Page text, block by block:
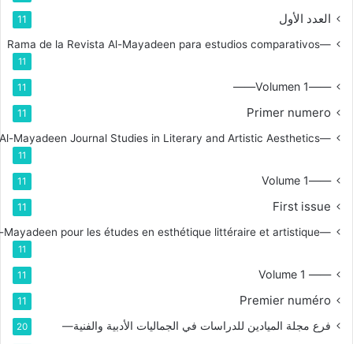
العدد الأول 11
—Rama de la Revista Al-Mayadeen para estudios comparativos
11
——Volumen 1——
11
Primer numero
11
—Branch for Al-Mayadeen Journal Studies in Literary and Artistic Aesthetics
11
——Volume 1
11
First issue
11
—Branche de la revue Al-Mayadeen pour les études en esthétique littéraire et artistique
11
—— Volume 1
11
Premier numéro
11
فرع مجلة الميادين للدراسات في الجماليات الأدبية والفنية— 20